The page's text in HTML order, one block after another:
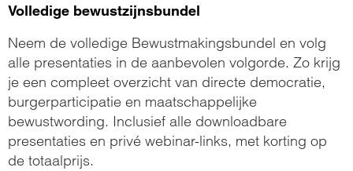
Volledige bewustzijnsbundel
Neem de volledige Bewustmakingsbundel en volg
alle presentaties in de aanbevolen volgorde. Zo krijg
je een compleet overzicht van directe democratie,
burgerparticipatie en maatschappelijke
bewustwording. Inclusief alle downloadbare
presentaties en privé webinar-links, met korting op
de totaalprijs.